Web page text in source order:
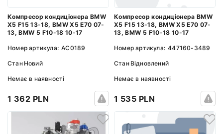
Компресор кондиціонера BMW
X5 F15 13-18, BMW X5 E70 07-
13, BMW 5 F10-18 10-17
Номер артикула: AC0189
Стан Новий
Немає в наявності
1 362 PLN
Компресор кондиціонера BMW
X5 F15 13-18, BMW X5 E70 07-
13, BMW 5 F10-18 10-17
Номер артикула: 447160-3489
Стан Відновлений
Немає в наявності
1 535 PLN